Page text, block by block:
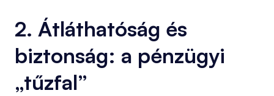
2. Átláthatóság és
biztonság: a pénzügyi
„tűzfal”